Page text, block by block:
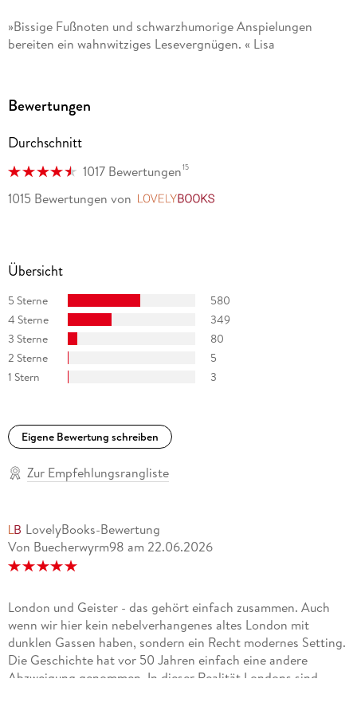
»Bissige Fußnoten und schwarzhumorige Anspielungen
bereiten ein wahnwitziges Lesevergnügen. « Lisa
Bewertungen
Durchschnitt
1017 Bewertungen15
1015 Bewertungen von
Übersicht
5 Sterne
580
4 Sterne
349
3 Sterne
80
2 Sterne
5
1 Stern
3
Eigene Bewertung schreiben
Zur Empfehlungsrangliste
LovelyBooks-Bewertung
Von Buecherwyrm98 am 22.06.2026
London und Geister - das gehört einfach zusammen. Auch
wenn wir hier kein nebelverhangenes altes London mit
dunklen Gassen haben, sondern ein Recht modernes Setting.
Die Geschichte hat vor 50 Jahren einfach eine andere
Abzweigung genommen. In dieser Realität Londons sind